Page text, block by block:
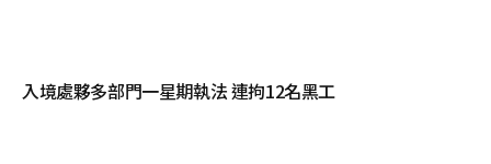
入境處夥多部門一星期執法 連拘12名黑工